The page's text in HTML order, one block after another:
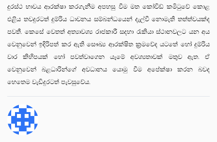
දුරස්ථ භාවය ආරක්ෂා කරගැනීම අපහසු වීම මත කෝවිඩ් කමිටුවේ කොළ
එළිය තවදුරටත් දුම්රිය ධාවනය සම්බන්ධයෙන් දැල්වී නොමැති තත්ත්වයක්ද
පවතී. කෙසේ වෙතත් අත්යාවශ් ය රාජකාරී සදහා රැකියා ස්ථානවලට යන අය
වෙනුවෙන් ඉදිරිපත් කර ඇති සෞඛ් ය ආරක්ෂිත ක්රමවේද යටතේ හෝ දුම්රිය
වාර කිහිපයක් හෝ පවත්වාගෙන යෑමේ අවශ්යතාවක් මතුව ඇත. ඒ
වෙනුවෙන් බළධාරින්ගේ අවධානය යොමු වීම අපේක්ෂා කරන බවද
හෙතෙම වැඩිදුරටත් පැවසුවේය.